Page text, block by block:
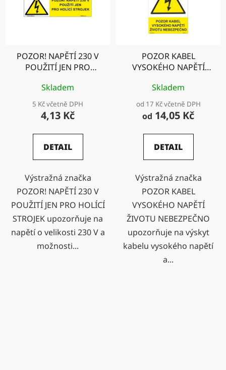
POZOR! NAPĚTÍ 230 V
POUŽITÍ JEN PRO
Skladem
5 Kč včetně DPH
4,13 Kč
DETAIL
Výstražná značka
POZOR! NAPĚTÍ 230 V
POUŽITÍ JEN PRO HOLÍCÍ
STROJEK upozorňuje na
napětí o velikosti 230 V a
možnosti...
POZOR KABEL
VYSOKÉHO NAPĚTÍ
Skladem
od 17 Kč včetně DPH
od 14,05 Kč
DETAIL
Výstražná značka
POZOR KABEL
VYSOKÉHO NAPĚTÍ
ŽIVOTU NEBEZPEČNO
upozorňuje na výskyt
kabelu vysokého napětí
a...